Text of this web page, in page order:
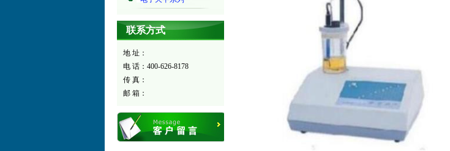
联系方式
地 址：
电 话：400-626-8178
传 真：
邮 箱：